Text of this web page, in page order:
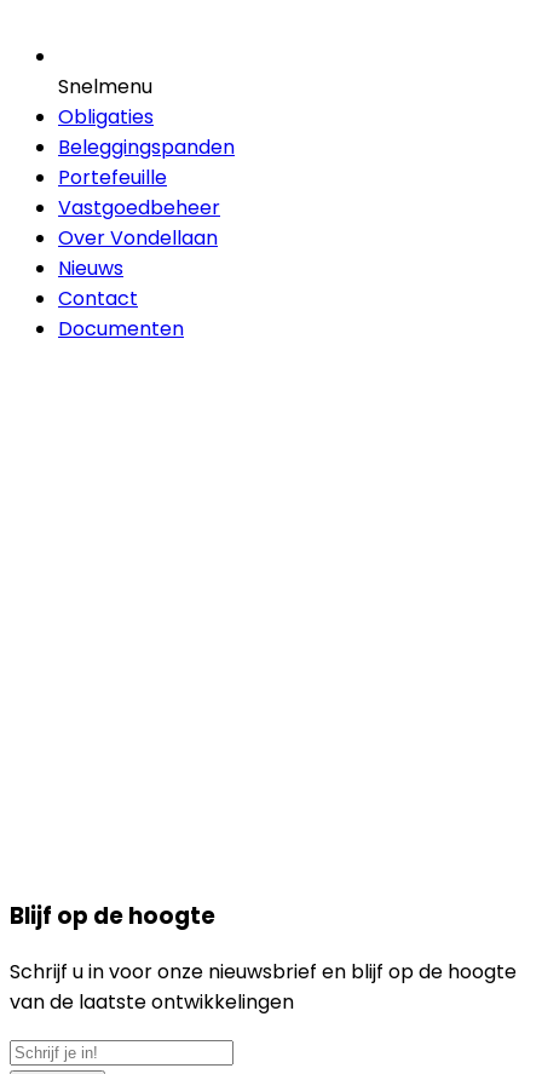
Snelmenu
Obligaties
Beleggingspanden
Portefeuille
Vastgoedbeheer
Over Vondellaan
Nieuws
Contact
Documenten
Blijf op de hoogte
Schrijf u in voor onze nieuwsbrief en blijf op de hoogte
van de laatste ontwikkelingen